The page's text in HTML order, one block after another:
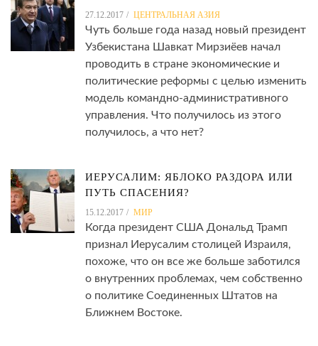
27.12.2017 ЦЕНТРАЛЬНАЯ АЗИЯ
Чуть больше года назад новый президент
Узбекистана Шавкат Мирзиёев начал
проводить в стране экономические и
политические реформы с целью изменить
модель командно-административного
управления. Что получилось из этого
получилось, а что нет?
ИЕРУСАЛИМ: ЯБЛОКО РАЗДОРА ИЛИ
ПУТЬ СПАСЕНИЯ?
15.12.2017 МИР
Когда президент США Дональд Трамп
признал Иерусалим столицей Израиля,
похоже, что он все же больше заботился
о внутренних проблемах, чем собственно
о политике Соединенных Штатов на
Ближнем Востоке.